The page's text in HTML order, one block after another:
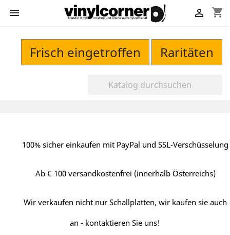
 shopping_cart

Frisch eingetroffen Raritäten
100% sicher einkaufen mit PayPal und SSL-Verschüsselung
Ab € 100 versandkostenfrei (innerhalb Österreichs)
Wir verkaufen nicht nur Schallplatten, wir kaufen sie auch
an - kontaktieren Sie uns!